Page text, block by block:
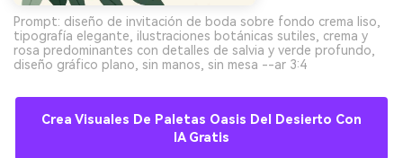
Prompt: diseño de invitación de boda sobre fondo crema liso,
tipografía elegante, ilustraciones botánicas sutiles, crema y
rosa predominantes con detalles de salvia y verde profundo,
diseño gráfico plano, sin manos, sin mesa --ar 3:4
Crea Visuales De Paletas Oasis Del Desierto Con
IA Gratis